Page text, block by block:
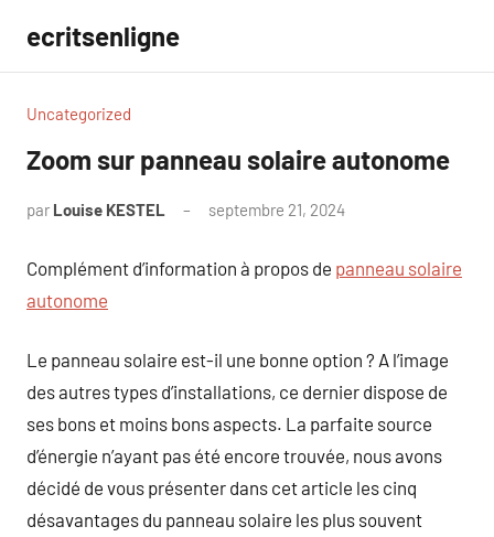
contenu
ecritsenligne
Uncategorized
Zoom sur panneau solaire autonome
par Louise KESTEL septembre 21, 2024
Complément d’information à propos de panneau solaire
autonome
Le panneau solaire est-il une bonne option ? A l’image
des autres types d’installations, ce dernier dispose de
ses bons et moins bons aspects. La parfaite source
d’énergie n’ayant pas été encore trouvée, nous avons
décidé de vous présenter dans cet article les cinq
désavantages du panneau solaire les plus souvent